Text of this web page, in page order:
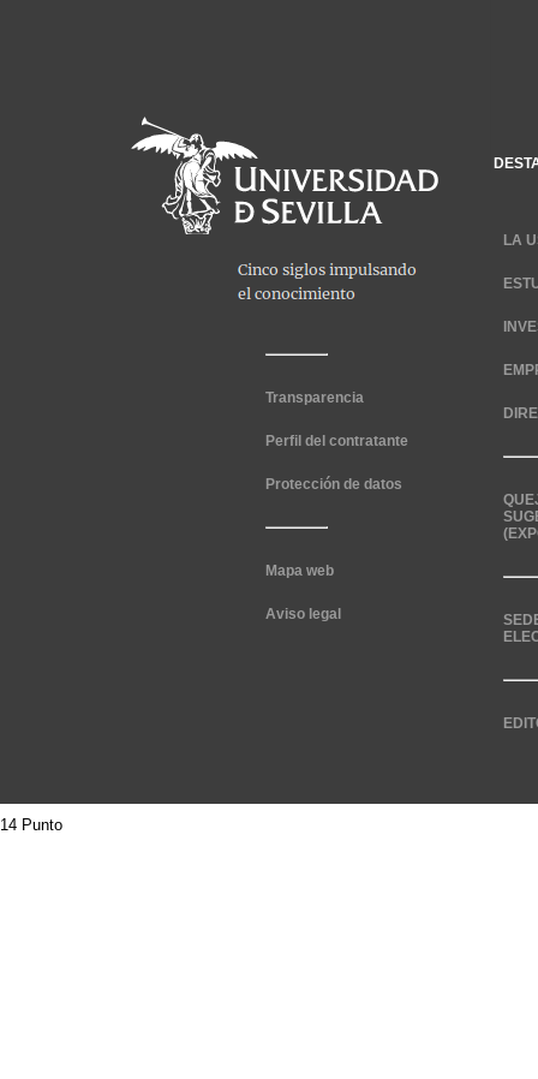
Transparencia
Perfil del contratante
Protección de datos
Mapa web
Aviso legal
LA
14 Punto